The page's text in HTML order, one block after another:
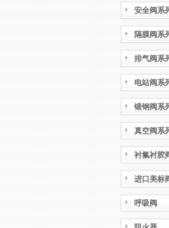
安全阀系
隔膜阀系
排气阀系
电站阀系
锻钢阀系
真空阀系
衬氟衬胶
进口美标
呼吸阀